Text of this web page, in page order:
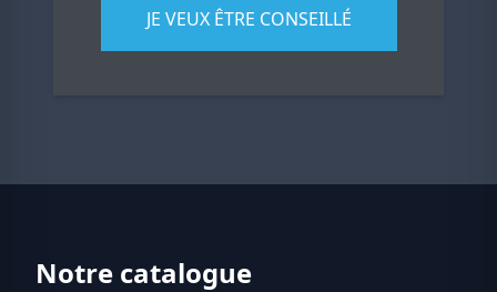
JE VEUX ÊTRE CONSEILLÉ
Notre catalogue